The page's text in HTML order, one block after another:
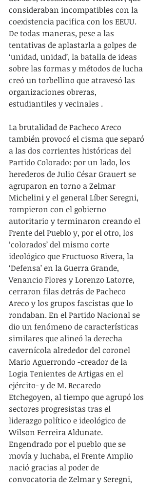
consideraban incompatibles con la
coexistencia pacifica con los EEUU.
De todas maneras, pese a las
tentativas de aplastarla a golpes de
‘unidad, unidad’, la batalla de ideas
sobre las formas y métodos de lucha
creó un torbellino que atravesó las
organizaciones obreras,
estudiantiles y vecinales .
La brutalidad de Pacheco Areco
también provocó el cisma que separó
a las dos corrientes históricas del
Partido Colorado: por un lado, los
herederos de Julio César Grauert se
agruparon en torno a Zelmar
Michelini y el general Líber Seregni,
rompieron con el gobierno
autoritario y terminaron creando el
Frente del Pueblo y, por el otro, los
‘colorados’ del mismo corte
ideológico que Fructuoso Rivera, la
‘Defensa’ en la Guerra Grande,
Venancio Flores y Lorenzo Latorre,
cerraron filas detrás de Pacheco
Areco y los grupos fascistas que lo
rondaban. En el Partido Nacional se
dio un fenómeno de características
similares que alineó la derecha
cavernícola alrededor del coronel
Mario Aguerrondo -creador de la
Logia Tenientes de Artigas en el
ejército- y de M. Recaredo
Etchegoyen, al tiempo que agrupó los
sectores progresistas tras el
liderazgo político e ideológico de
Wilson Ferreira Aldunate.
Engendrado por el pueblo que se
movía y luchaba, el Frente Amplio
nació gracias al poder de
convocatoria de Zelmar y Seregni,